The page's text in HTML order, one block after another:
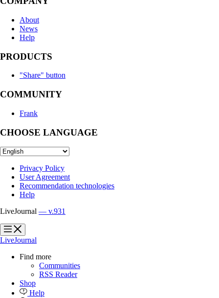
About
News
Help
PRODUCTS
"Share" button
COMMUNITY
Frank
CHOOSE LANGUAGE
Privacy Policy
User Agreement
Recommendation technologies
Help
LiveJournal — v.931
?
?
LiveJournal
Find more
Communities
RSS Reader
Shop
Help